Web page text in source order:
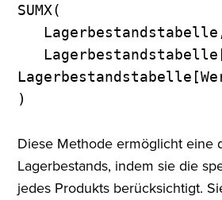
SUMX(
)
Diese Methode ermöglicht eine
Lagerbestands, indem sie die
jedes Produkts berücksichtigt.